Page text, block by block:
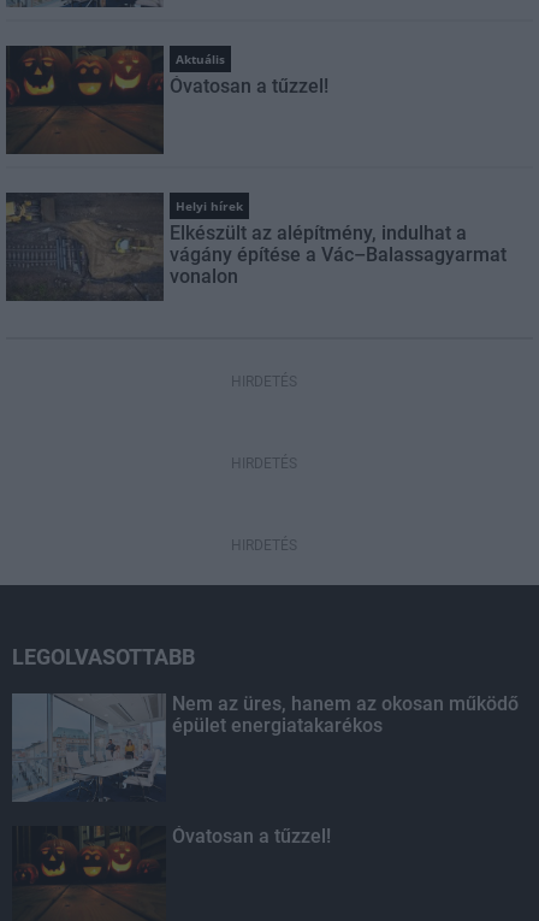
Aktuális
Óvatosan a tűzzel!
Helyi hírek
Elkészült az alépítmény, indulhat a
vágány építése a Vác–Balassagyarmat
vonalon
HIRDETÉS
HIRDETÉS
HIRDETÉS
LEGOLVASOTTABB
Nem az üres, hanem az okosan működő
épület energiatakarékos
Óvatosan a tűzzel!